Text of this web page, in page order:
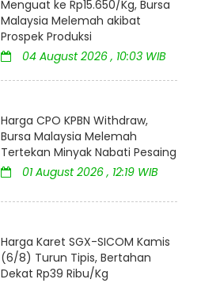
Menguat ke Rp15.650/Kg, Bursa
Malaysia Melemah akibat
Prospek Produksi
04 August 2026 , 10:03 WIB
Harga CPO KPBN Withdraw,
Bursa Malaysia Melemah
Tertekan Minyak Nabati Pesaing
01 August 2026 , 12:19 WIB
Harga Karet SGX-SICOM Kamis
(6/8) Turun Tipis, Bertahan
Dekat Rp39 Ribu/Kg